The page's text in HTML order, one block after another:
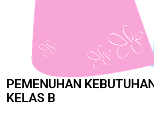
PEMENUHAN
KELAS B